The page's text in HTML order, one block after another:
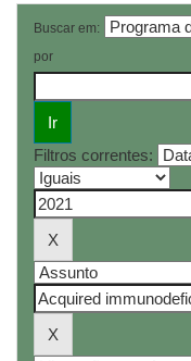
Buscar em:
por
Filtros correntes: